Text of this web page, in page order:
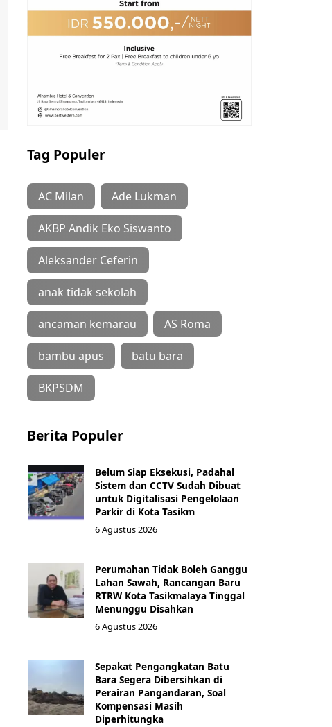
Tag Populer
AC Milan Ade Lukman
AKBP Andik Eko Siswanto
Aleksander Ceferin
anak tidak sekolah
ancaman kemarau AS Roma
bambu apus batu bara
BKPSDM
Berita Populer
Belum Siap Eksekusi, Padahal
Sistem dan CCTV Sudah Dibuat
untuk Digitalisasi Pengelolaan
Parkir di Kota Tasikm
6 Agustus 2026
Perumahan Tidak Boleh Ganggu
Lahan Sawah, Rancangan Baru
RTRW Kota Tasikmalaya Tinggal
Menunggu Disahkan
6 Agustus 2026
Sepakat Pengangkatan Batu
Bara Segera Dibersihkan di
Perairan Pangandaran, Soal
Kompensasi Masih
Diperhitungka